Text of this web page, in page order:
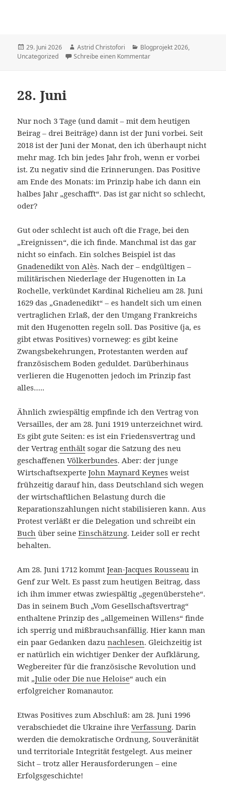
Veröffentlicht
am
29. Juni 2026 Autor
Astrid Christofori Kategorien
Blogprojekt 2026,
Uncategorized
Schreibe einen Kommentar
28. Juni
Nur noch 3 Tage (und damit – mit dem heutigen
Beirag – drei Beiträge) dann ist der Juni vorbei. Seit
2018 ist der Juni der Monat, den ich überhaupt nicht
mehr mag. Ich bin jedes Jahr froh, wenn er vorbei
ist. Zu negativ sind die Erinnerungen. Das Positive
am Ende des Monats: im Prinzip habe ich dann ein
halbes Jahr „geschafft“. Das ist gar nicht so schlecht,
oder?
Gut oder schlecht ist auch oft die Frage, bei den
„Ereignissen“, die ich finde. Manchmal ist das gar
nicht so einfach. Ein solches Beispiel ist das
Gnadenedikt von Alès. Nach der – endgültigen –
militärischen Niederlage der Hugenotten in La
Rochelle, verkündet Kardinal Richelieu am 28. Juni
1629 das „Gnadenedikt“ – es handelt sich um einen
vertraglichen Erlaß, der den Umgang Frankreichs
mit den Hugenotten regeln soll. Das Positive (ja, es
gibt etwas Positives) vorneweg: es gibt keine
Zwangsbekehrungen, Protestanten werden auf
französischem Boden geduldet. Darüberhinaus
verlieren die Hugenotten jedoch im Prinzip fast
alles…..
Ähnlich zwiespältig empfinde ich den Vertrag von
Versailles, der am 28. Juni 1919 unterzeichnet wird.
Es gibt gute Seiten: es ist ein Friedensvertrag und
der Vertrag enthält sogar die Satzung des neu
geschaffenenVölkerbundes. Aber: der junge
WirtschaftsexperteJohn Maynard Keynes weist
frühzeitig darauf hin, dass Deutschland sich wegen
der wirtschaftlichen Belastung durch die
Reparationszahlungen nicht stabilisieren kann. Aus
Protest verläßt er die Delegation und schreibt ein
Buch über seineEinschätzung. Leider soll er recht
behalten.
Am 28. Juni 1712 kommtJean-Jacques Rousseau in
Genf zur Welt. Es passt zum heutigen Beitrag, dass
ich ihm immer etwas zwiespältig „gegenüberstehe“.
Das in seinem Buch „Vom Gesellschaftsvertrag“
enthaltene Prinzip des „allgemeinen Willens“ finde
ich sperrig und mißbrauchsanfällig. Hier kann man
ein paar Gedanken dazunachlesen. Gleichzeitig ist
er natürlich ein wichtiger Denker der Aufklärung,
Wegbereiter für die französische Revolution und
mit „Julie oder Die nue Heloise“ auch ein
erfolgreicher Romanautor.
Etwas Positives zum Abschluß: am 28. Juni 1996
verabschiedet die Ukraine ihreVerfassung. Darin
werden die demokratische Ordnung, Souveränität
und territoriale Integrität festgelegt. Aus meiner
Sicht – trotz aller Herausforderungen – eine
Erfolgsgeschichte!